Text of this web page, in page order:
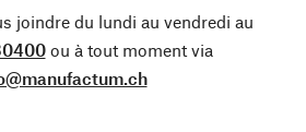
joindre du lundi au vendredi au
ou à tout moment via